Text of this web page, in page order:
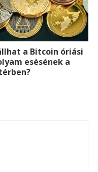
a Bitcoin óriási
esésének a